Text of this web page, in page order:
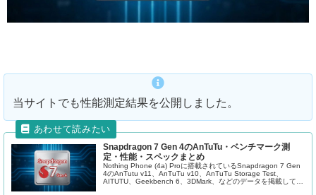
当サイトでも性能測定結果を公開しました。
Snapdragon 7 Gen 4のAnTuTu・ベンチマーク測
定・性能・スペックまとめ
Nothing Phone (4a) Proに搭載されているSnapdragon 7 Gen
4のAnTutu v11、AnTuTu v10、AnTuTu Storage Test、
AITUTU、Geekbench 6、3DMark、などのデータを掲載してい